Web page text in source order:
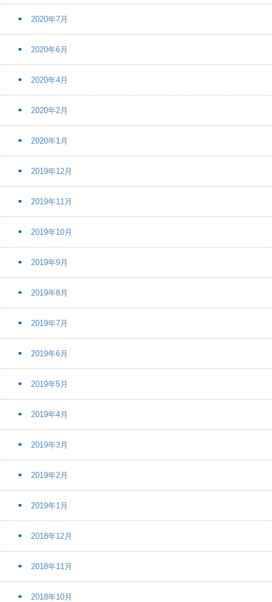
2020年7月
2020年6月
2020年4月
2020年2月
2020年1月
2019年12月
2019年11月
2019年10月
2019年9月
2019年8月
2019年7月
2019年6月
2019年5月
2019年4月
2019年3月
2019年2月
2019年1月
2018年12月
2018年11月
2018年10月